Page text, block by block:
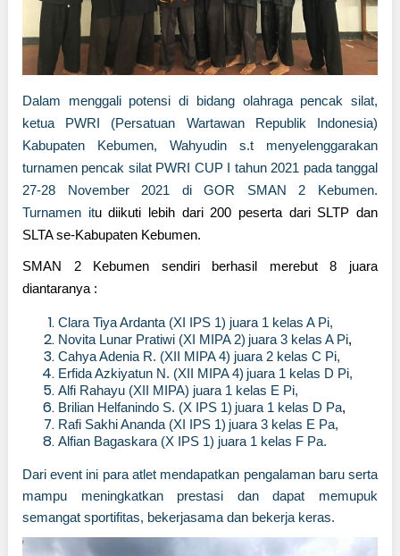
Dalam menggali potensi di bidang olahraga pencak silat,
ketua PWRI (Persatuan Wartawan Republik Indonesia)
Kabupaten Kebumen, Wahyudin s.t menyelenggarakan
turnamen pencak silat PWRI CUP I tahun 2021 pada tanggal
27-28 November 2021 di GOR SMAN 2 Kebumen.
Turnamen itudiikuti lebih dari 200 peserta dari SLTP dan
SLTA se-Kabupaten Kebumen.
SMAN 2 Kebumen sendiri berhasil merebut 8 juara
diantaranya :
Clara Tiya Ardanta (XI IPS 1) juara 1 kelas A Pi,
Novita Lunar Pratiwi (XI MIPA 2) juara 3 kelas A Pi,
Cahya Adenia R. (XII MIPA 4) juara 2 kelas C Pi,
Erfida Azkiyatun N. (XII MIPA 4) juara 1 kelas D Pi,
Alfi Rahayu (XII MIPA) juara 1 kelas E Pi,
Brilian Helfanindo S. (X IPS 1) juara 1 kelas D Pa,
Rafi Sakhi Ananda (XI IPS 1) juara 3 kelas E Pa,
Alfian Bagaskara (X IPS 1) juara 1 kelas F Pa.
Dari event ini para atlet mendapatkan pengalaman baru serta
mampu meningkatkan prestasi dan dapat memupuk
semangat sportifitas, bekerjasama dan bekerja keras.